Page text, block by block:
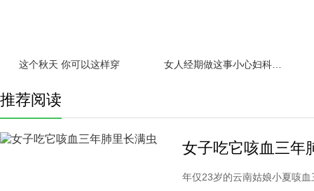
这个秋天 你可以这样穿
推荐阅读
女子吃它咳血三年
年仅23岁的云南姑娘小夏咳